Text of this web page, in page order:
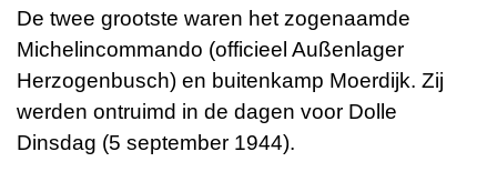
De twee grootste waren het zogenaamde
Michelincommando (officieel Außenlager
Herzogenbusch) en buitenkamp Moerdijk. Zij
werden ontruimd in de dagen voor Dolle
Dinsdag (5 september 1944).